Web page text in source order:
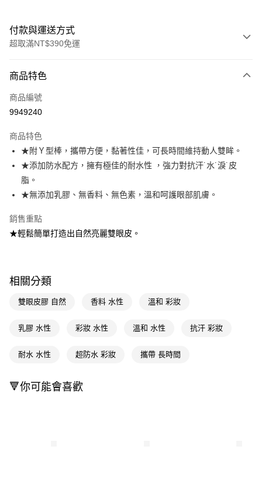
付款與運送方式
超取滿NT$390免運
POYA支付
信用卡一次付款
LINE Pay
Apple Pay
街口支付
悠遊付
Google Pay
【關於「AFTEE先享後付」】
便利好安心！
２．便利：只要手機號碼，簡訊認證，即可結帳。
【「AFTEE先享後付」結帳流程】
２．訂單成立數日內，您將收到繳費通知簡訊。
每筆NT$65，滿NT$390(含以上)免運費
每筆NT$65，滿NT$390(含以上)免運費
商品特色
商品編號
9949240
商品特色
★附Ｙ型棒，攜帶方便，黏著性佳，可長時間維持動人雙眸。
★添加防水配方，擁有極佳的耐水性 ，強力對抗汗˙水˙淚˙皮
脂。
★無添加乳膠、無香料、無色素，溫和呵護眼部肌膚。
銷售重點
★輕鬆簡單打造出自然亮麗雙眼皮。
相關分類
雙眼皮膠 自然 香料 水性 溫和 彩妝
乳膠 水性 彩妝 水性 溫和 水性 抗汗 彩妝
耐水 水性 超防水 彩妝 攜帶 長時間
🔻你可能會喜歡